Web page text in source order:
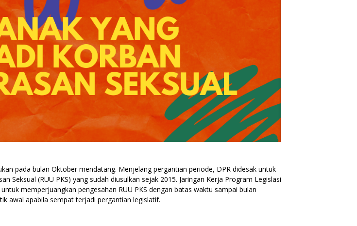
pada bulan Oktober mendatang. Menjelang pergantian periode, DPR didesak untuk
Seksual (RUU PKS) yang sudah diusulkan sejak 2015. Jaringan Kerja Program Legislasi
memperjuangkan pengesahan RUU PKS dengan batas waktu sampai bulan
awal apabila sempat terjadi pergantian legislatif.